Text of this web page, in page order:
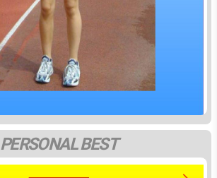
PERSONAL BEST